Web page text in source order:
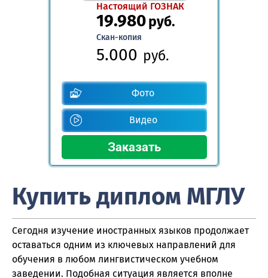
Настоящий ГОЗНАК
19.980руб.
Скан-копия
5.000 руб.
Фото
Видео
Купить диплом МГЛУ
Сегодня изучение иностранных языков продолжает
оставаться одним из ключевых направлений для
обучения в любом лингвистическом учебном
заведении. Подобная ситуация является вполне